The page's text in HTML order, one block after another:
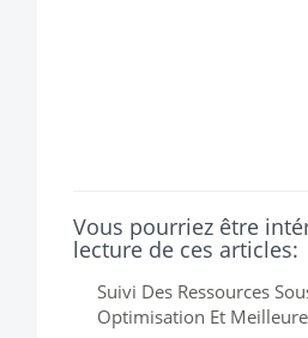
Vous pourriez être
lecture de ces articles:
Suivi Des Ressources
Optimisation Et